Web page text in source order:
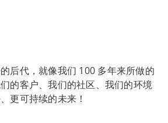
后代，就像我们 100 多年来所做的
的客户、我们的社区、我们的环境
更可持续的未来！